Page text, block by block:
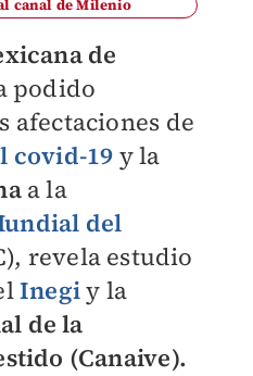
canal de Milenio
de
podido
afectaciones de
covid-19 y la
a la
del
), revela estudio
lInegiy la
de la
(Canaive).